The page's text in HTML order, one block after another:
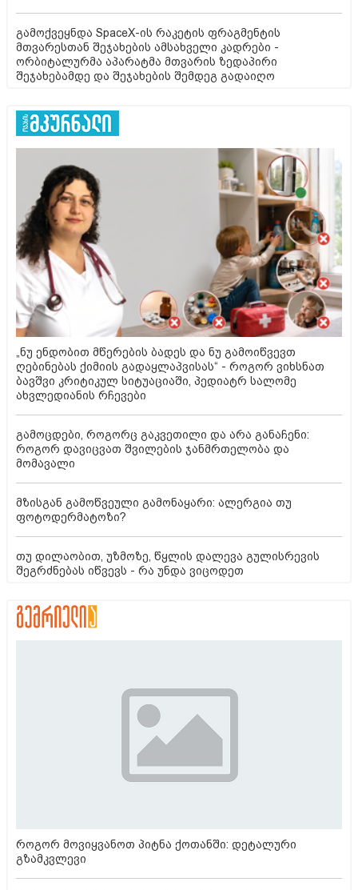
გამოქვეყნდა SpaceX-ის რაკეტის ფრაგმენტის
მთვარესთან შეჯახების ამსახველი კადრები -
ორბიტალურმა აპარატმა მთვარის ზედაპირი
შეჯახებამდე და შეჯახების შემდეგ გადაიღო
„ნუ ენდობით მწერების ბადეს და ნუ გამოიწვევთ
ღებინებას ქიმიის გადაყლაპვისას“ - როგორ ვიხსნათ
ბავშვი კრიტიკულ სიტუაციაში, პედიატრ სალომე
ახვლედიანის რჩევები
გამოცდები, როგორც გაკვეთილი და არა განაჩენი:
როგორ დავიცვათ შვილების ჯანმრთელობა და
მომავალი
მზისგან გამოწვეული გამონაყარი: ალერგია თუ
ფოტოდერმატოზი?
თუ დილაობით, უზმოზე, წყლის დალევა გულისრევის
შეგრძნებას იწვევს - რა უნდა ვიცოდეთ
როგორ მოვიყვანოთ პიტნა ქოთანში: დეტალური
გზამკვლევი